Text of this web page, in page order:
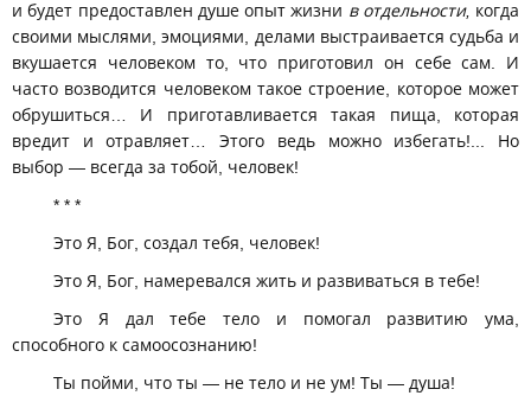
и будет предоставлен душе опыт жизни в отдельности, когда
своими мыслями, эмоциями, делами выстраивается судьба и
вкушается человеком то, что приготовил он себе сам. И
часто возводится человеком такое строение, которое может
обрушиться… И приготавливается такая пища, которая
вредит и отравляет… Этого ведь можно избегать!... Но
выбор — всегда за тобой, человек!
* * *
Это Я, Бог, создал тебя, человек!
Это Я, Бог, намеревался жить и развиваться в тебе!
Это Я дал тебе тело и помогал развитию ума,
способного к самоосознанию!
Ты пойми, что ты — не тело и не ум! Ты — душа!